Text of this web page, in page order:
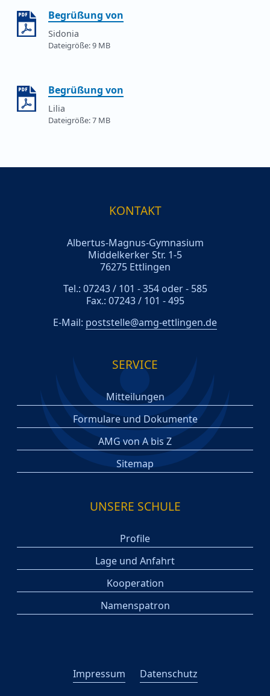
Begrüßung von
Sidonia
9 MB
Begrüßung von
Lilia
7 MB
KONTAKT
Albertus-Magnus-Gymnasium
Middelkerker Str. 1-5
76275 Ettlingen
Tel.: 07243 / 101 - 354 oder - 585
Fax.: 07243 / 101 - 495
E-Mail: poststelle@amg-ettlingen.de
SERVICE
Mitteilungen
Formulare und Dokumente
AMG von A bis Z
Sitemap
UNSERE SCHULE
Profile
Lage und Anfahrt
Kooperation
Namenspatron
Impressum Datenschutz